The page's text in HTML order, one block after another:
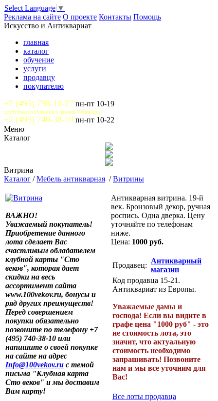
Select Language ▼
Реклама на сайте О проекте Контакты Помощь
Искусство и Антиквариат
главная
каталог
обучение
услуги
продавцу
покупателю
+7 (495) 798-10-27 пн-пт 10-19
доступны сообщения и звонки WhatsApp
+7 (495) 740-38-10 пн-пт 10-22
Меню
Каталог
Витрина
Каталог /Мебель антикварная /Витрины
ВАЖНО!
Уважаемый покупатель!
Приобретение данного
лота сделает Вас
счастливым обладателем
клубной карты "Сто
веков", которая дает
скидки на весь
ассортимент сайта
www.100vekov.ru, бонусы и
ряд других преимуществ!
Перед совершением
покупки обязательно
позвоните по телефону +7
(495) 740-38-10 или
напишите о своей покупке
на сайте на адрес
Info@100vekov.ru с темой
письма "Клубная карта
Сто веков" и мы доставим
Вам карту!
Антикварная витрина. 19-й
век. Бронзовый декор, ручная
роспись. Одна дверка. Цену
уточняйте по телефонам
ниже.
Цена: 1000 руб.
Продавец:
Антикварный
магазин
Код продавца 15-21.
Антиквариат из Европы.
Уважаемые дамы и
господа! Если вы видите в
графе цена "1000 руб" - это
не стоимость лота, это
значит, что актуальную
стоимость необходимо
запрашивать! Позвоните
нам и мы все уточним для
Вас!
Все лоты продавца